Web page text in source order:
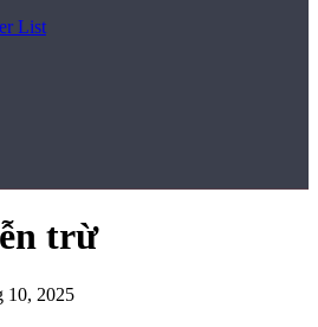
List
trừ
10, 2025